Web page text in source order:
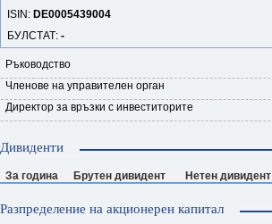
ISIN: DE0005439004
БУЛСТАТ: -
Ръководство
Членове на управителен орган
Директор за връзки с инвеститорите
Дивиденти
За година Брутен дивидент Нетен дивидент
Разпределение на акционерен капитал